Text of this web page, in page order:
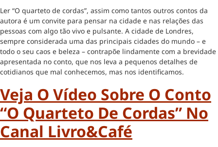
Ler “O quarteto de cordas”, assim como tantos outros contos da
autora é um convite para pensar na cidade e nas relações das
pessoas com algo tão vivo e pulsante. A cidade de Londres,
sempre considerada uma das principais cidades do mundo – e
todo o seu caos e beleza – contrapõe lindamente com a brevidade
apresentada no conto, que nos leva a pequenos detalhes de
cotidianos que mal conhecemos, mas nos identificamos.
Veja O Vídeo Sobre O Conto
“O Quarteto De Cordas” No
Canal Livro&Café